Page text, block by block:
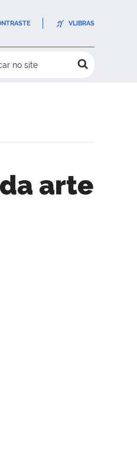
VLIBRAS
no site
arte